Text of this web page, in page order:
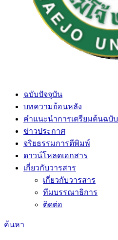
ฉบับปัจจุบัน
บทความย้อนหลัง
คำแนะนำการเตรียมต้นฉบับ
ข่าวประกาศ
จริยธรรมการตีพิมพ์
ดาวน์โหลดเอกสาร
เกี่ยวกับวารสาร
เกี่ยวกับวารสาร
ทีมบรรณาธิการ
ติดต่อ
ค้นหา